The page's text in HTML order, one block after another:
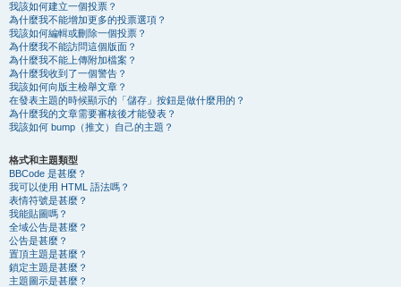
我該如何建立一個投票？
為什麼我不能增加更多的投票選項？
我該如何編輯或刪除一個投票？
為什麼我不能訪問這個版面？
為什麼我不能上傳附加檔案？
為什麼我收到了一個警告？
我該如何向版主檢舉文章？
在發表主題的時候顯示的「儲存」按鈕是做什麼用的？
為什麼我的文章需要審核後才能發表？
我該如何 bump（推文）自己的主題？
格式和主題類型
BBCode 是甚麼？
我可以使用 HTML 語法嗎？
表情符號是甚麼？
我能貼圖嗎？
全域公告是甚麼？
公告是甚麼？
置頂主題是甚麼？
鎖定主題是甚麼？
主題圖示是甚麼？